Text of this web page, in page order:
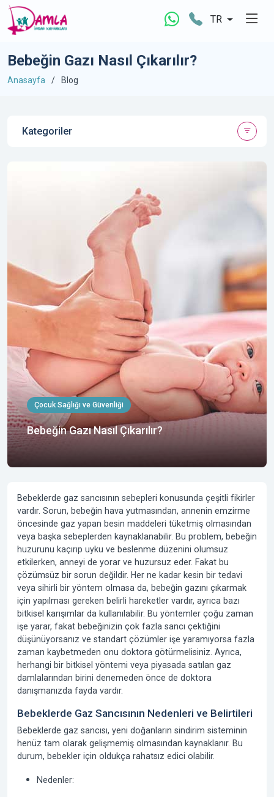
TR
Bebeğin Gazı Nasıl Çıkarılır?
Anasayfa Blog
Çocuk Sağlığı ve Güvenliği
Bebeğin Gazı Nasıl Çıkarılır?
Bebeklerde gaz sancısının sebepleri konusunda çeşitli fikirler
vardır. Sorun, bebeğin hava yutmasından, annenin emzirme
öncesinde gaz yapan besin maddeleri tüketmiş olmasından
veya başka sebeplerden kaynaklanabilir. Bu problem, bebeğin
huzurunu kaçırıp uyku ve beslenme düzenini olumsuz
etkilerken, anneyi de yorar ve huzursuz eder. Fakat bu
çözümsüz bir sorun değildir. Her ne kadar kesin bir tedavi
veya sihirli bir yöntem olmasa da, bebeğin gazını çıkarmak
için yapılması gereken belirli hareketler vardır, ayrıca bazı
bitkisel karışımlar da kullanılabilir. Bu yöntemler çoğu zaman
işe yarar, fakat bebeğinizin çok fazla sancı çektiğini
düşünüyorsanız ve standart çözümler işe yaramıyorsa fazla
zaman kaybetmeden onu doktora götürmelisiniz. Ayrıca,
herhangi bir bitkisel yöntemi veya piyasada satılan gaz
damlalarından birini denemeden önce de doktora
danışmanızda fayda vardır.
Bebeklerde Gaz Sancısının Nedenleri ve Belirtileri
Bebeklerde gaz sancısı, yeni doğanların sindirim sisteminin
henüz tam olarak gelişmemiş olmasından kaynaklanır. Bu
durum, bebekler için oldukça rahatsız edici olabilir.
Nedenler:
Kategoriler